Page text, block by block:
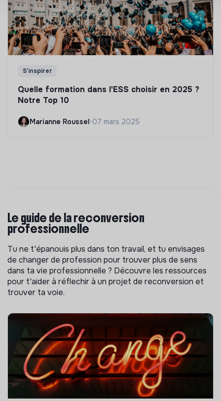
S'inspirer
Quelle formation dans l'ESS choisir en 2025 ?
Notre Top 10
Marianne Roussel•07 mars 2025
Le guide de la reconversion
professionnelle
Tu ne t'épanouis plus dans ton travail, et tu envisages
de changer de profession pour trouver plus de sens
dans ta vie professionnelle ? Découvre les ressources
pour t'aider à réflechir à un projet de reconversion et
trouver ta voie.